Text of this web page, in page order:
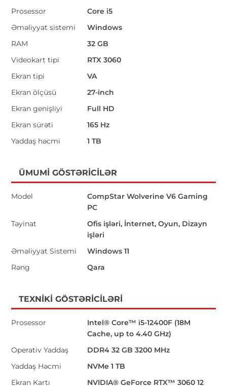
Prosessor
Core i5
Əməliyyat sistemi
Windows
RAM
32 GB
Videokart tipi
RTX 3060
Ekran tipi
VA
Ekran ölçüsü
27-inch
Ekran genişliyi
Full HD
Ekran sürəti
165 Hz
Yaddaş həcmi
1 TB
ÜMUMI GÖSTƏRICILƏR
Model
CompStar Wolverine V6 Gaming
PC
Təyinat
Ofis işləri, İnternet, Oyun, Dizayn
işləri
Əməliyyat Sistemi
Windows 11
Rəng
Qara
TEXNIKI GÖSTƏRICILƏRI
Prosessor
Intel® Core™ i5-12400F (18M
Cache, up to 4.40 GHz)
Operativ Yaddaş
DDR4 32 GB 3200 MHz
Yaddaş Həcmi
NVMe 1 TB
Ekran Kartı
NVIDIA® GeForce RTX™ 3060 12